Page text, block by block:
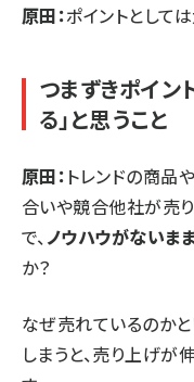
原田：ポイントとして
つまずきポイ
る」と思うこと
原田： トレンドの商品
合いや競合他社が売
で、ノウハウがないま
か？
なぜ売れているのか
しまうと、売り上げ